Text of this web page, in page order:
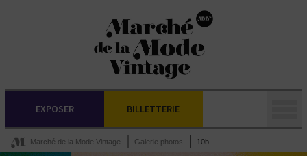
EXPOSER BILLETTERIE
Marché de la Mode Vintage Galerie photos 10b